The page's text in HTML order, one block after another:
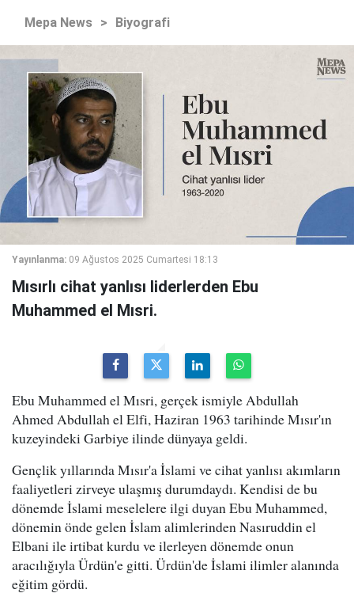
Mepa News > Biyografi
Yayınlanma: 09 Ağustos 2025 Cumartesi 18:13
Mısırlı cihat yanlısı liderlerden Ebu
Muhammed el Mısri.
Ebu Muhammed el Mısri, gerçek ismiyle Abdullah
Ahmed Abdullah el Elfi, Haziran 1963 tarihinde Mısır'ın
kuzeyindeki Garbiye ilinde dünyaya geldi.
Gençlik yıllarında Mısır'a İslami ve cihat yanlısı akımların
faaliyetleri zirveye ulaşmış durumdaydı. Kendisi de bu
dönemde İslami meselelere ilgi duyan Ebu Muhammed,
dönemin önde gelen İslam alimlerinden Nasıruddin el
Elbani ile irtibat kurdu ve ilerleyen dönemde onun
aracılığıyla Ürdün'e gitti. Ürdün'de İslami ilimler alanında
eğitim gördü.